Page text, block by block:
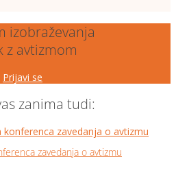
izobraževanja
z avtizmom
Prijavi se
zanima tudi:
zavedanja o avtizmu